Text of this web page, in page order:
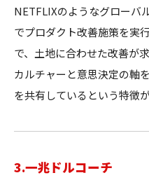
NETFLIXのようなグローバ
でプロダクト改善施策を実
で、土地に合わせた改善が
カルチャーと意思決定の軸
を共有しているという特徴
3.一兆ドルコーチ